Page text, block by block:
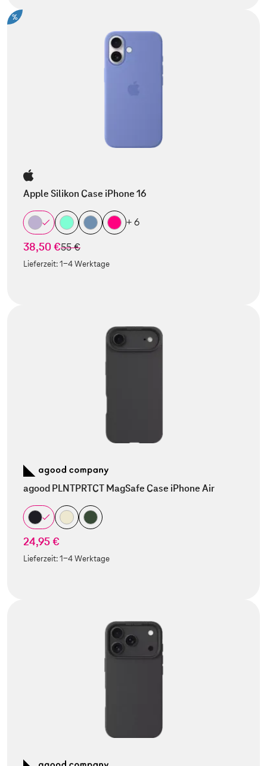
%
Apple Silikon Case iPhone 16
+ 6
38,50 €statt
55 €
Lieferzeit:1-4 Werktage
agood PLNTPRTCT MagSafe Case iPhone Air
24,95 €
Lieferzeit:1-4 Werktage